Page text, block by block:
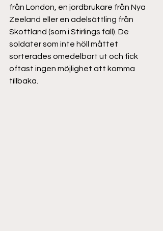
från London, en jordbrukare från Nya
Zeeland eller en adelsättling från
Skottland (som i Stirlings fall). De
soldater som inte höll måttet
sorterades omedelbart ut och fick
oftast ingen möjlighet att komma
tillbaka.